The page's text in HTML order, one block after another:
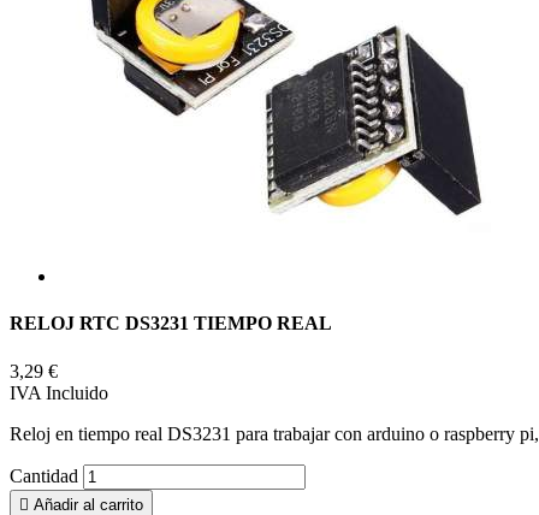
RELOJ RTC DS3231 TIEMPO REAL
3,29 €
IVA Incluido
Reloj en tiempo real DS3231 para trabajar con arduino o raspberry
Cantidad
 Añadir al carrito